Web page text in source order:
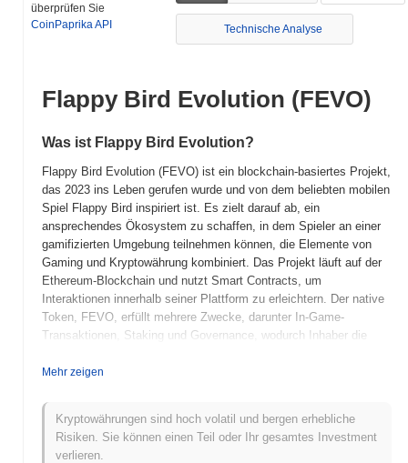
überprüfen Sie
CoinPaprika API
Technische Analyse
Flappy Bird Evolution (FEVO)
Was ist Flappy Bird Evolution?
Flappy Bird Evolution (FEVO) ist ein blockchain-basiertes Projekt,
das 2023 ins Leben gerufen wurde und von dem beliebten mobilen
Spiel Flappy Bird inspiriert ist. Es zielt darauf ab, ein
ansprechendes Ökosystem zu schaffen, in dem Spieler an einer
gamifizierten Umgebung teilnehmen können, die Elemente von
Gaming und Kryptowährung kombiniert. Das Projekt läuft auf der
Ethereum-Blockchain und nutzt Smart Contracts, um
Interaktionen innerhalb seiner Plattform zu erleichtern. Der native
Token, FEVO, erfüllt mehrere Zwecke, darunter In-Game-
Transaktionen, Staking und Governance, wodurch Inhaber die
können FEVO-Token durch Gameplay verdienen, die dann für
gehandelt werden können. Flappy Bird Evolution hebt sich durch
die einzigartige Integration von Spielmechaniken mit Blockchain-
Technologie hervor und fördert ein gemeinschaftsorientiertes
Mehr zeigen
Kryptowährungen sind hoch volatil und bergen erhebliche
Risiken. Sie können einen Teil oder Ihr gesamtes Investment
verlieren.